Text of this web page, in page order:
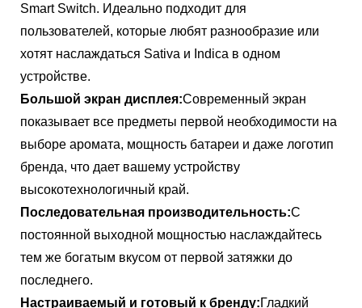
Smart Switch. Идеально подходит для
пользователей, которые любят разнообразие или
хотят наслаждаться Sativa и Indica в одном
устройстве.
Большой экран дисплея:Современный экран
показывает все предметы первой необходимости на
выборе аромата, мощность батареи и даже логотип
бренда, что дает вашему устройству
высокотехнологичный край.
Последовательная производительность:С
постоянной выходной мощностью наслаждайтесь
тем же богатым вкусом от первой затяжки до
последнего.
Настраиваемый и готовый к бренду:Гладкий